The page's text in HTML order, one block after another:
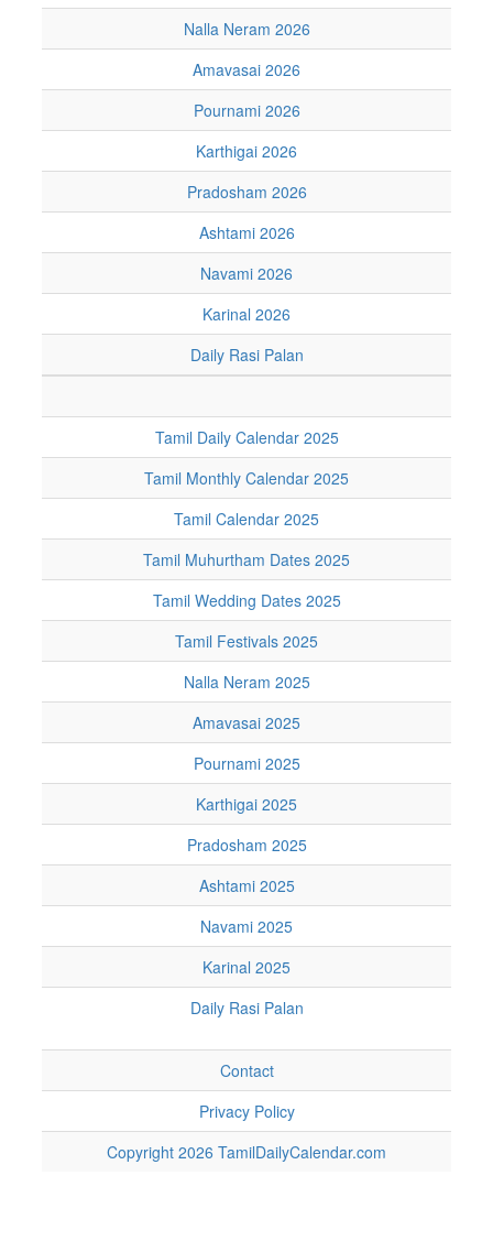
Nalla Neram 2026
Amavasai 2026
Pournami 2026
Karthigai 2026
Pradosham 2026
Ashtami 2026
Navami 2026
Karinal 2026
Daily Rasi Palan
Tamil Daily Calendar 2025
Tamil Monthly Calendar 2025
Tamil Calendar 2025
Tamil Muhurtham Dates 2025
Tamil Wedding Dates 2025
Tamil Festivals 2025
Nalla Neram 2025
Amavasai 2025
Pournami 2025
Karthigai 2025
Pradosham 2025
Ashtami 2025
Navami 2025
Karinal 2025
Daily Rasi Palan
Contact
Privacy Policy
Copyright 2026 TamilDailyCalendar.com